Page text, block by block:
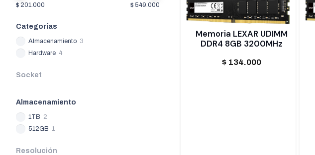
$ 201.000 $ 549.000
Categorías
Almacenamiento 3
Hardware 4
Socket
Almacenamiento
1TB 2
512GB 1
Resolución
Memoria LEXAR UDIMM
DDR4 8GB 3200MHz
$ 134.000